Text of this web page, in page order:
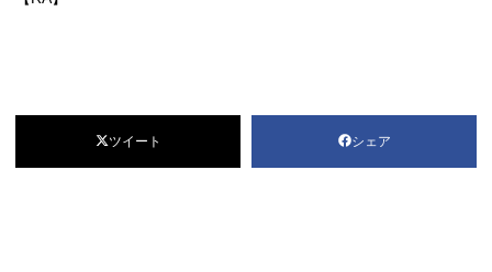
ツイート シェア